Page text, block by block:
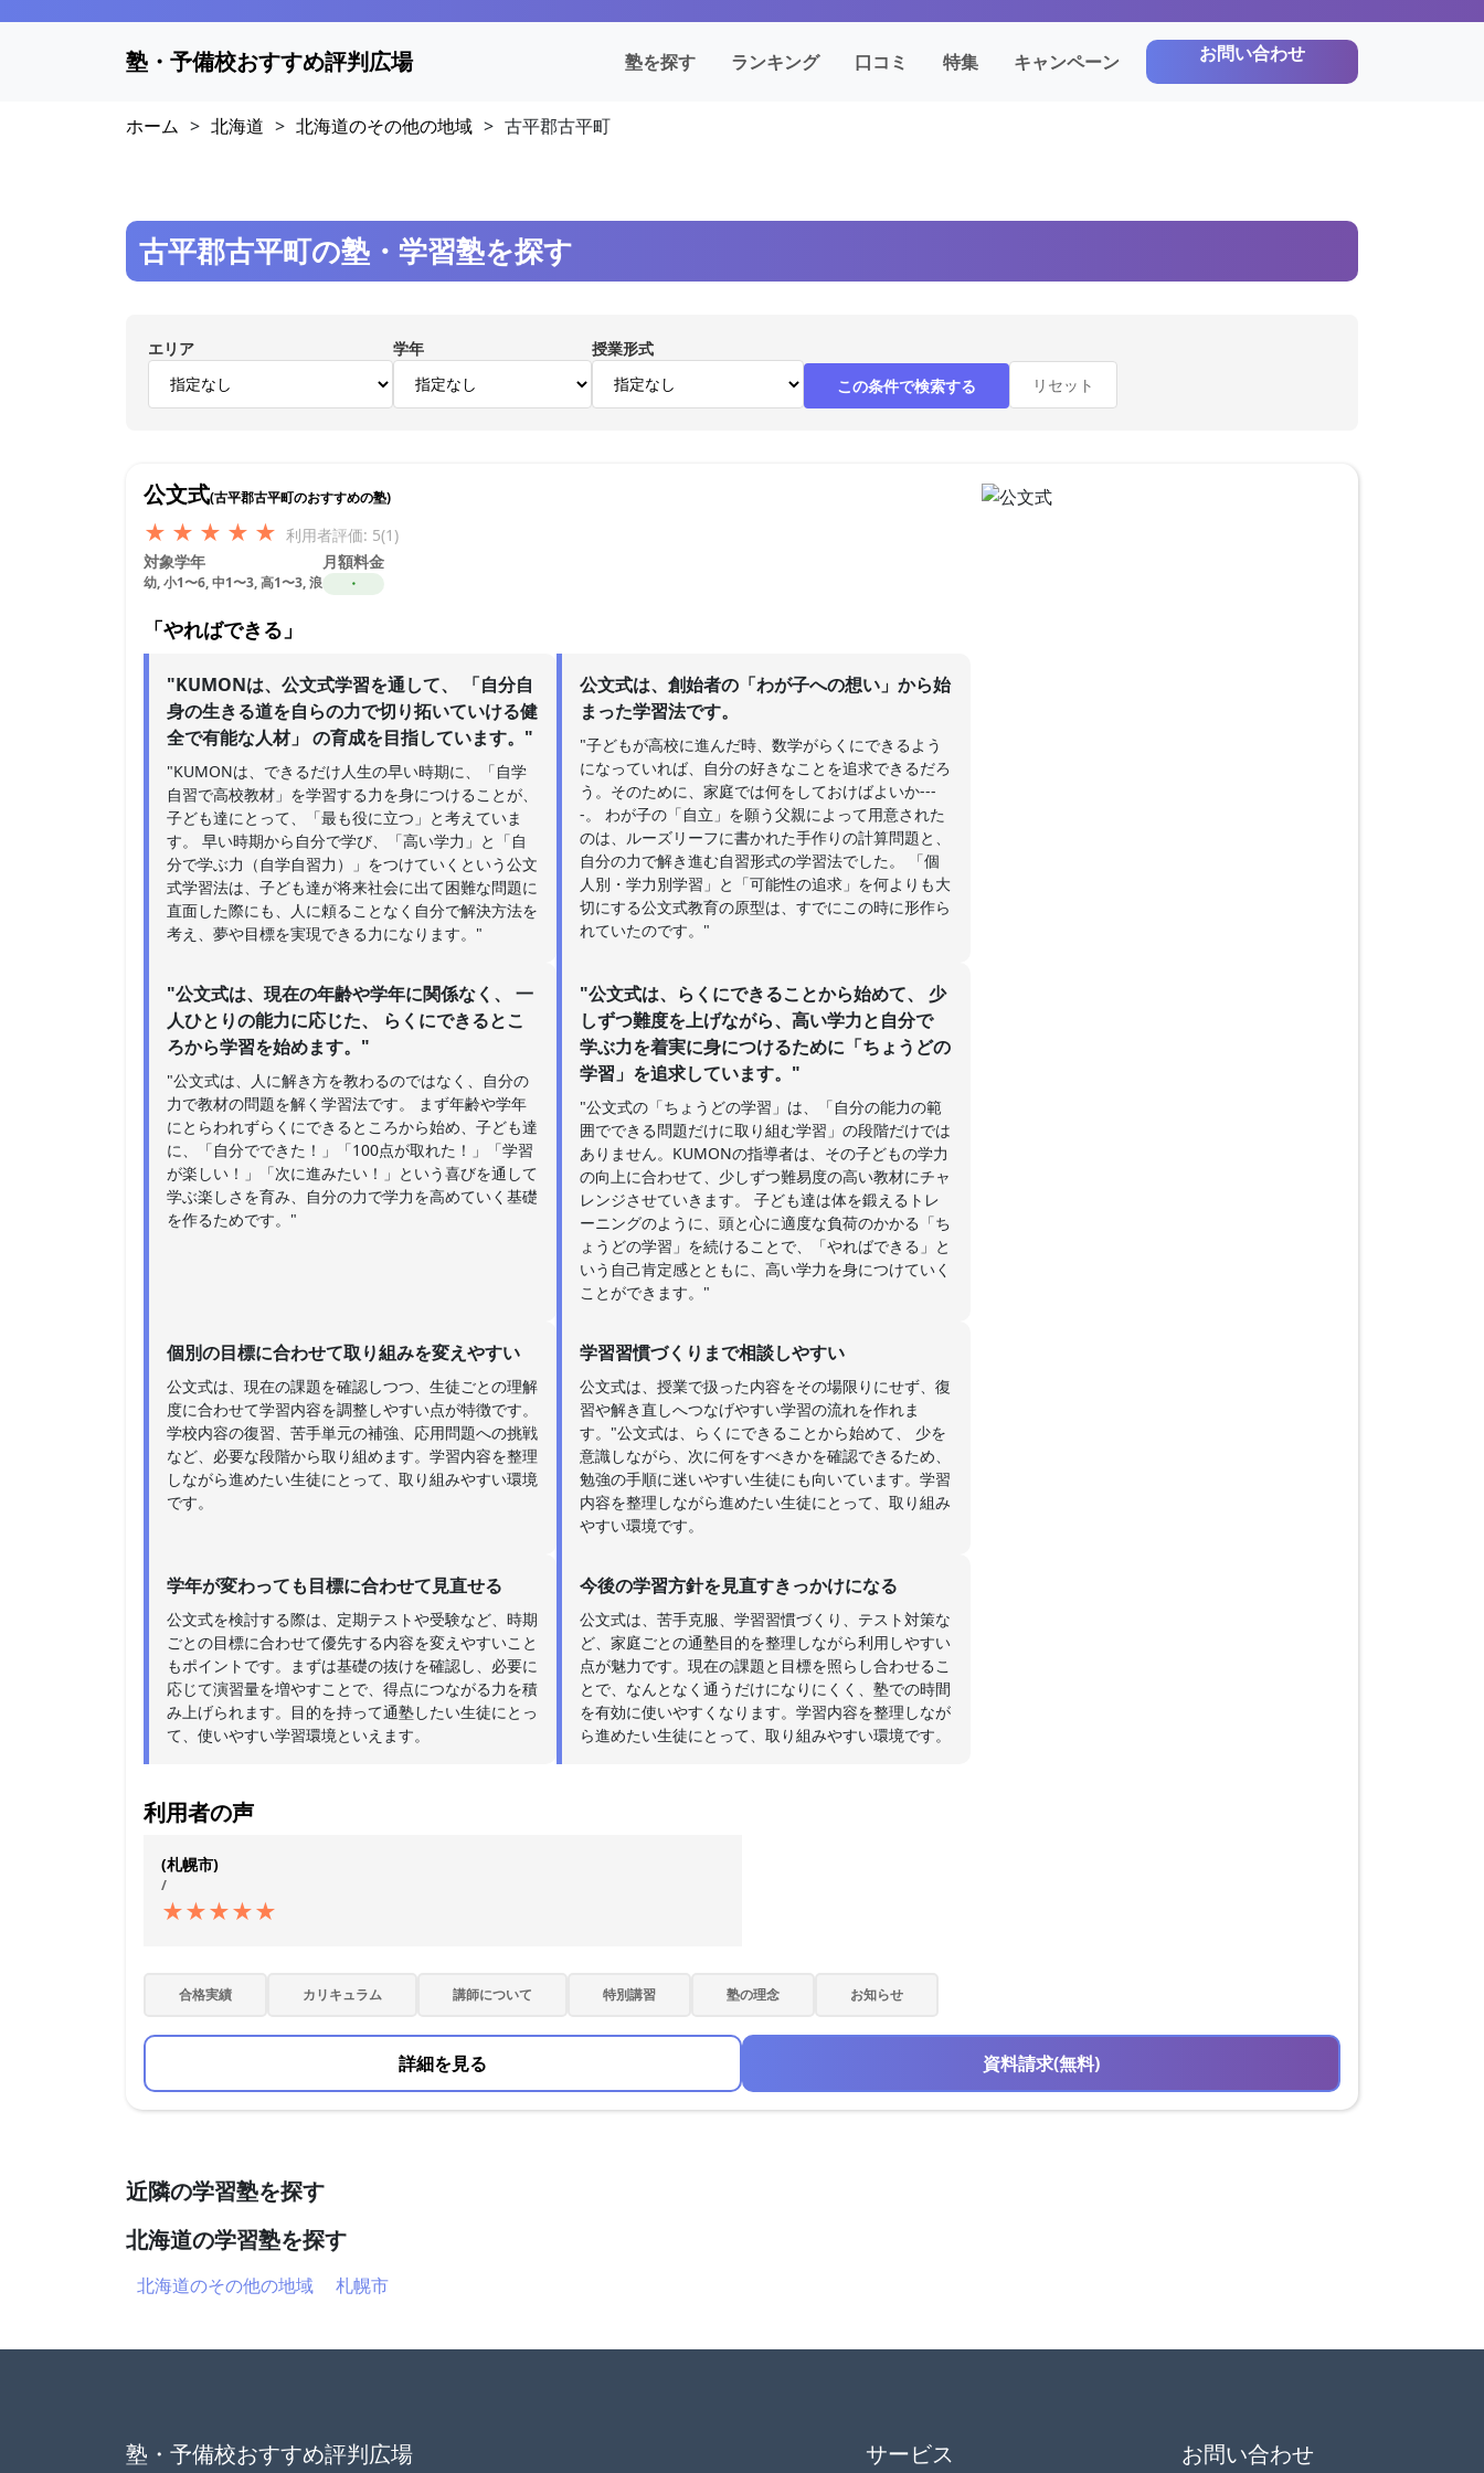
塾・予備校おすすめ評判広場 塾を探す ランキング 口コミ 特集 キャンペーン お問い合わせ
ホーム > 北海道 > 北海道のその他の地域 > 古平郡古平町
古平郡古平町の塾・学習塾を探す
エリア 学年
授業形式
この条件で検索する
リセット
公文式(古平郡古平町のおすすめの塾)
★ ★ ★ ★ ★ 利用者評価: 5(1)
対象学年
幼, 小1〜6, 中1〜3, 高1〜3, 浪
月額料金
・
「やればできる」
"KUMONは、公文式学習を通して、 「自分自
身の生きる道を自らの力で切り拓いていける健
全で有能な人材」 の育成を目指しています。"
"KUMONは、できるだけ人生の早い時期に、「自学
自習で高校教材」を学習する力を身につけることが、
子ども達にとって、「最も役に立つ」と考えていま
す。 早い時期から自分で学び、「高い学力」と「自
分で学ぶ力（自学自習力）」をつけていくという公文
式学習法は、子ども達が将来社会に出て困難な問題に
直面した際にも、人に頼ることなく自分で解決方法を
考え、夢や目標を実現できる力になります。"
公文式は、創始者の「わが子への想い」から始
まった学習法です。
"子どもが高校に進んだ時、数学がらくにできるよう
になっていれば、自分の好きなことを追求できるだろ
う。そのために、家庭では何をしておけばよいか---
-。 わが子の「自立」を願う父親によって用意された
のは、ルーズリーフに書かれた手作りの計算問題と、
自分の力で解き進む自習形式の学習法でした。 「個
人別・学力別学習」と「可能性の追求」を何よりも大
切にする公文式教育の原型は、すでにこの時に形作ら
れていたのです。"
"公文式は、現在の年齢や学年に関係なく、 一
人ひとりの能力に応じた、 らくにできるとこ
ろから学習を始めます。"
"公文式は、人に解き方を教わるのではなく、自分の
力で教材の問題を解く学習法です。 まず年齢や学年
にとらわれずらくにできるところから始め、子ども達
に、「自分でできた！」「100点が取れた！」「学習
が楽しい！」「次に進みたい！」という喜びを通して
学ぶ楽しさを育み、自分の力で学力を高めていく基礎
を作るためです。"
"公文式は、らくにできることから始めて、 少
しずつ難度を上げながら、高い学力と自分で
学ぶ力を着実に身につけるために「ちょうどの
学習」を追求しています。"
"公文式の「ちょうどの学習」は、「自分の能力の範
囲でできる問題だけに取り組む学習」の段階だけでは
ありません。KUMONの指導者は、その子どもの学力
の向上に合わせて、少しずつ難易度の高い教材にチャ
レンジさせていきます。 子ども達は体を鍛えるトレ
ーニングのように、頭と心に適度な負荷のかかる「ち
ょうどの学習」を続けることで、「やればできる」と
いう自己肯定感とともに、高い学力を身につけていく
ことができます。"
個別の目標に合わせて取り組みを変えやすい
公文式は、現在の課題を確認しつつ、生徒ごとの理解
度に合わせて学習内容を調整しやすい点が特徴です。
学校内容の復習、苦手単元の補強、応用問題への挑戦
など、必要な段階から取り組めます。学習内容を整理
しながら進めたい生徒にとって、取り組みやすい環境
です。
学習習慣づくりまで相談しやすい
公文式は、授業で扱った内容をその場限りにせず、復
習や解き直しへつなげやすい学習の流れを作れま
す。"公文式は、らくにできることから始めて、 少を
意識しながら、次に何をすべきかを確認できるため、
勉強の手順に迷いやすい生徒にも向いています。学習
内容を整理しながら進めたい生徒にとって、取り組み
やすい環境です。
学年が変わっても目標に合わせて見直せる
公文式を検討する際は、定期テストや受験など、時期
ごとの目標に合わせて優先する内容を変えやすいこと
もポイントです。まずは基礎の抜けを確認し、必要に
応じて演習量を増やすことで、得点につながる力を積
み上げられます。目的を持って通塾したい生徒にとっ
て、使いやすい学習環境といえます。
今後の学習方針を見直すきっかけになる
公文式は、苦手克服、学習習慣づくり、テスト対策な
ど、家庭ごとの通塾目的を整理しながら利用しやすい
点が魅力です。現在の課題と目標を照らし合わせるこ
とで、なんとなく通うだけになりにくく、塾での時間
を有効に使いやすくなります。学習内容を整理しなが
ら進めたい生徒にとって、取り組みやすい環境です。
利用者の声
(札幌市)
/
★★★★★
合格実績 カリキュラム 講師について 特別講習 塾の理念 お知らせ
詳細を見る 資料請求(無料)
近隣の学習塾を探す
北海道の学習塾を探す
北海道のその他の地域 札幌市
塾・予備校おすすめ評判広場 サービス お問い合わせ